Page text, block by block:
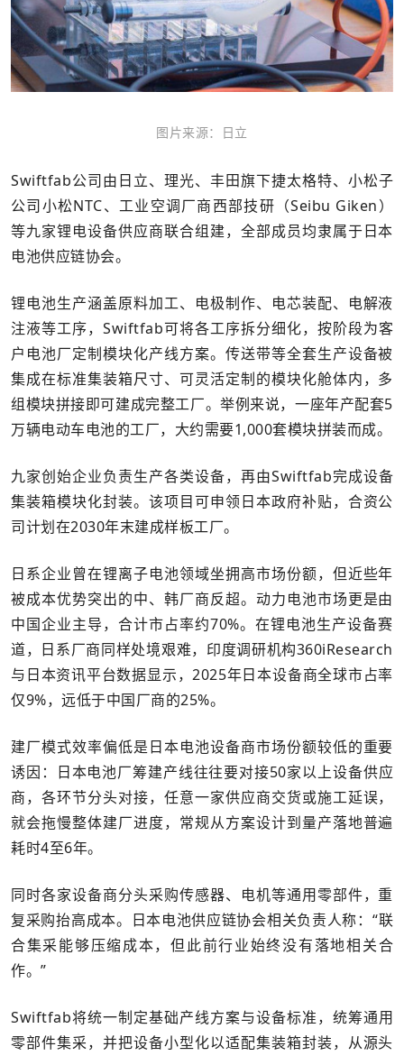
图片来源：日立
Swiftfab公司由日立、理光、丰田旗下捷太格特、小松子
公司小松NTC、工业空调厂商西部技研（Seibu Giken）
等九家锂电设备供应商联合组建，全部成员均隶属于日本
电池供应链协会。
锂电池生产涵盖原料加工、电极制作、电芯装配、电解液
注液等工序，Swiftfab可将各工序拆分细化，按阶段为客
户电池厂定制模块化产线方案。传送带等全套生产设备被
集成在标准集装箱尺寸、可灵活定制的模块化舱体内，多
组模块拼接即可建成完整工厂。举例来说，一座年产配套5
万辆电动车电池的工厂，大约需要1,000套模块拼装而成。
九家创始企业负责生产各类设备，再由Swiftfab完成设备
集装箱模块化封装。该项目可申领日本政府补贴，合资公
司计划在2030年末建成样板工厂。
日系企业曾在锂离子电池领域坐拥高市场份额，但近些年
被成本优势突出的中、韩厂商反超。动力电池市场更是由
中国企业主导，合计市占率约70%。在锂电池生产设备赛
道，日系厂商同样处境艰难，印度调研机构360iResearch
与日本资讯平台数据显示，2025年日本设备商全球市占率
仅9%，远低于中国厂商的25%。
建厂模式效率偏低是日本电池设备商市场份额较低的重要
诱因：日本电池厂筹建产线往往要对接50家以上设备供应
商，各环节分头对接，任意一家供应商交货或施工延误，
就会拖慢整体建厂进度，常规从方案设计到量产落地普遍
耗时4至6年。
同时各家设备商分头采购传感器、电机等通用零部件，重
复采购抬高成本。日本电池供应链协会相关负责人称：“联
合集采能够压缩成本，但此前行业始终没有落地相关合
作。”
Swiftfab将统一制定基础产线方案与设备标准，统筹通用
零部件集采，并把设备小型化以适配集装箱封装，从源头